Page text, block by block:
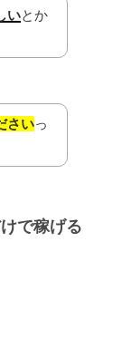
いとか
さいっ
で稼げる